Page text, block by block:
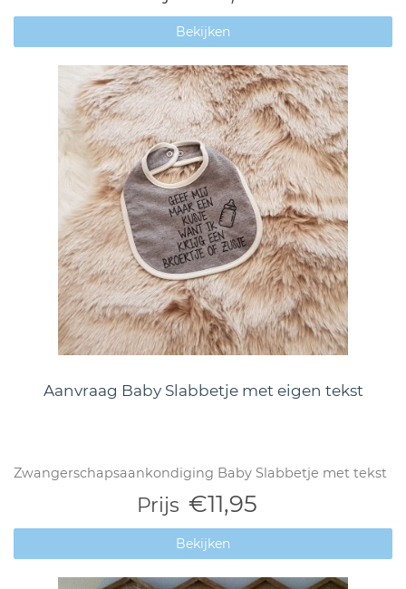
Bekijken
Aanvraag Baby Slabbetje met eigen tekst
Zwangerschapsaankondiging Baby Slabbetje met tekst
Prijs €11,95
Bekijken